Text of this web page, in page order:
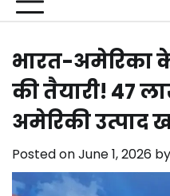
भारत-अमेरिका
की तैयारी! 47
अमेरिकी उत्पाद
Posted onJune 1, 2026 by